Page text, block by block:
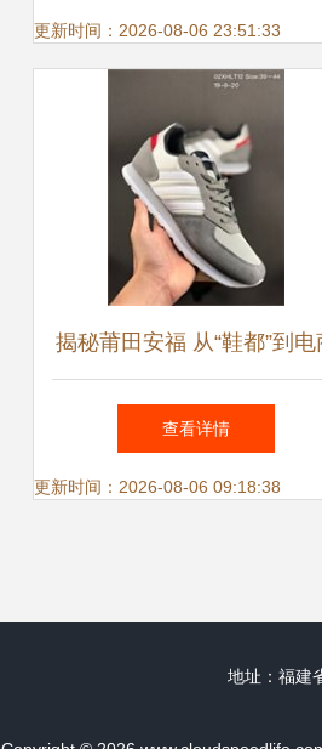
更新时间：2026-08-06 23:51:33
揭秘莆田安福 从“鞋都”到电
风云
查看详情
更新时间：2026-08-06 09:18:38
地址：福建